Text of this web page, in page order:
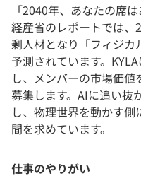
「2040年、あなたの席は
経産省のレポートでは
剰人材となり「フィジカ
予測されています。
し、メンバーの市場価
募集します。AIに追い抜
し、物理世界を動かす
間を求めています。
仕事のやりがい